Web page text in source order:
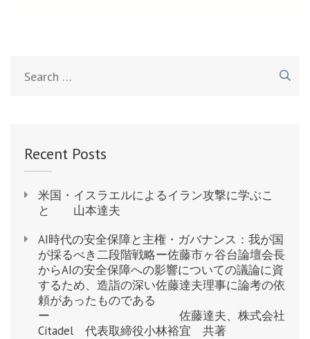
Recent Posts
米国・イスラエルによるイラン攻撃に学ぶこ
と 山本達夫
AI時代の安全保障と主権・ガバナンス：我が国
が採るべき二段階戦略ー佐藤市ヶ谷台論壇会長
からAIの安全保障への影響についての議論に資
するため、造詣の深い佐藤達夫理事に論考の依
頼があったものである
ー 佐藤達夫、株式会社
Citadel 代表取締役小林裕宜 共著